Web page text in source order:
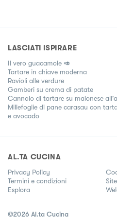
LASCIATI ISPIRARE
Il vero guacamole 🥑
Tartare in chiave moderna
Ravioli alle verdure
Gamberi su crema di patate
Cannolo di tartare su maionese
Millefoglie di pane carasau con
e avocado
AL.TA CUCINA
Privacy Policy
Termini e condizioni
Esplora
©2026 Al.ta Cucina